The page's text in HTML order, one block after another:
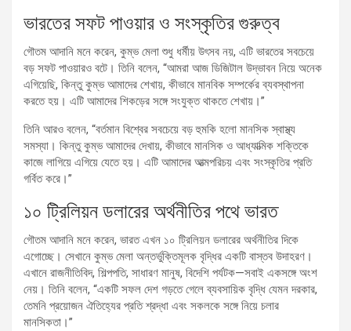
ভারতের সফট পাওয়ার ও সংস্কৃতির গুরুত্ব
গৌতম আদানি মনে করেন, কুম্ভ মেলা শুধু ধর্মীয় উৎসব নয়, এটি ভারতের সবচেয়ে
বড় সফট পাওয়ারও বটে। তিনি বলেন, “আমরা আজ ডিজিটাল উদ্ভাবন নিয়ে অনেক
এগিয়েছি, কিন্তু কুম্ভ আমাদের শেখায়, কীভাবে মানবিক সম্পর্কের ব্যবস্থাপনা
করতে হয়। এটি আমাদের শিকড়ের সঙ্গে সংযুক্ত থাকতে শেখায়।”
তিনি আরও বলেন, “বর্তমান বিশ্বের সবচেয়ে বড় হুমকি হলো মানসিক স্বাস্থ্য
সমস্যা। কিন্তু কুম্ভ আমাদের দেখায়, কীভাবে মানসিক ও আধ্যাত্মিক শক্তিকে
কাজে লাগিয়ে এগিয়ে যেতে হয়। এটি আমাদের আত্মপরিচয় এবং সংস্কৃতির প্রতি
গর্বিত করে।”
১০ ট্রিলিয়ন ডলারের অর্থনীতির পথে ভারত
গৌতম আদানি মনে করেন, ভারত এখন ১০ ট্রিলিয়ন ডলারের অর্থনীতির দিকে
এগোচ্ছে। সেখানে কুম্ভ মেলা অন্তর্ভুক্তিমূলক বৃদ্ধির একটি বাস্তব উদাহরণ।
এখানে রাজনীতিবিদ, শিল্পপতি, সাধারণ মানুষ, বিদেশি পর্যটক—সবাই একসঙ্গে অংশ
নেয়। তিনি বলেন, “একটি সফল দেশ গড়তে গেলে ব্যবসায়িক বৃদ্ধি যেমন দরকার,
তেমনি প্রয়োজন ঐতিহ্যের প্রতি শ্রদ্ধা এবং সকলকে সঙ্গে নিয়ে চলার
মানসিকতা।”